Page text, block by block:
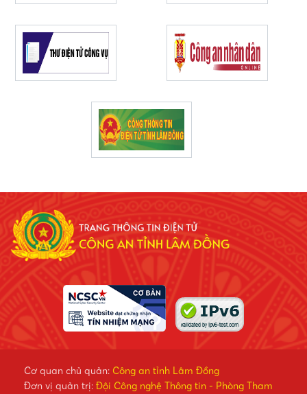
Cơ quan chủ quản: Công an tỉnh Lâm Đồng
Đơn vị quản trị: Đội Công nghệ Thông tin - Phòng Tham